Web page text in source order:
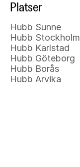
Platser
Hubb Sunne
Hubb Stockholm
Hubb Karlstad
Hubb Göteborg
Hubb Borås
Hubb Arvika